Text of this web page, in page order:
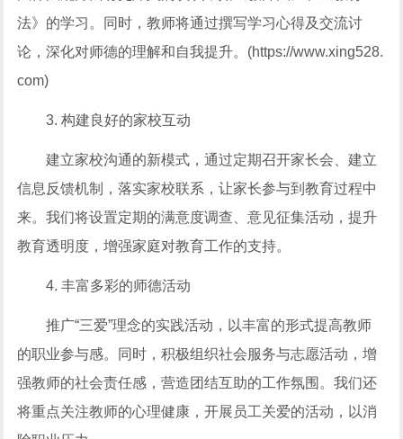
法》的学习。同时，教师将通过撰写学习心得及交流讨
论，深化对师德的理解和自我提升。(https://www.xing528.
com)
3. 构建良好的家校互动
建立家校沟通的新模式，通过定期召开家长会、建立
信息反馈机制，落实家校联系，让家长参与到教育过程中
来。我们将设置定期的满意度调查、意见征集活动，提升
教育透明度，增强家庭对教育工作的支持。
4. 丰富多彩的师德活动
推广“三爱”理念的实践活动，以丰富的形式提高教师
的职业参与感。同时，积极组织社会服务与志愿活动，增
强教师的社会责任感，营造团结互助的工作氛围。我们还
将重点关注教师的心理健康，开展员工关爱的活动，以消